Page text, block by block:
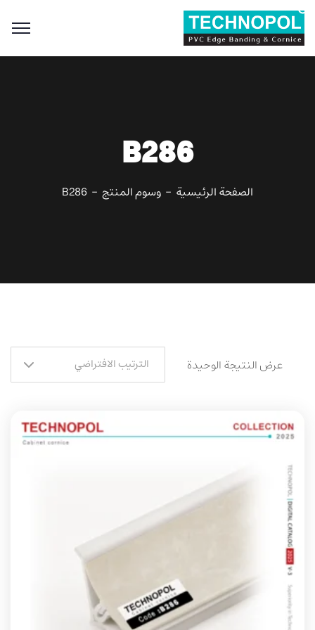
Search
for:
Search Button
B286
الصفحة الرئيسية وسوم المنتج B286
عرض النتيجة الوحيدة الترتيب الافتراضي